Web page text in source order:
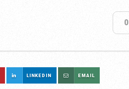
0
LINKEDIN EMAIL